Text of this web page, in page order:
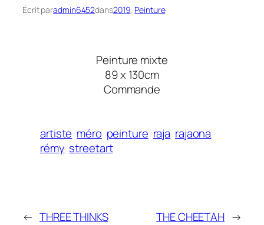
Écrit paradmin6452dans2019, Peinture
Peinture mixte
89 x 130cm
Commande
artiste méro peinture raja rajaona
rémy streetart
← THREE THINKS THE CHEETAH →